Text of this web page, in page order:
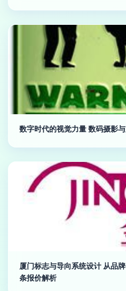
数字时代的视觉力量 数码摄影
厦门标志与导向系统设计 从品
条报价解析